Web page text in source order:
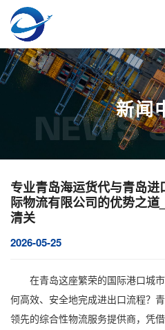
新闻
NEWS
专业青岛海运货代与青岛
际物流有限公司的优势之
清关
2026-05-25
在青岛这座繁荣的国际港口城
何高效、安全地完成进出口流程？
领先的综合性物流服务提供商，凭